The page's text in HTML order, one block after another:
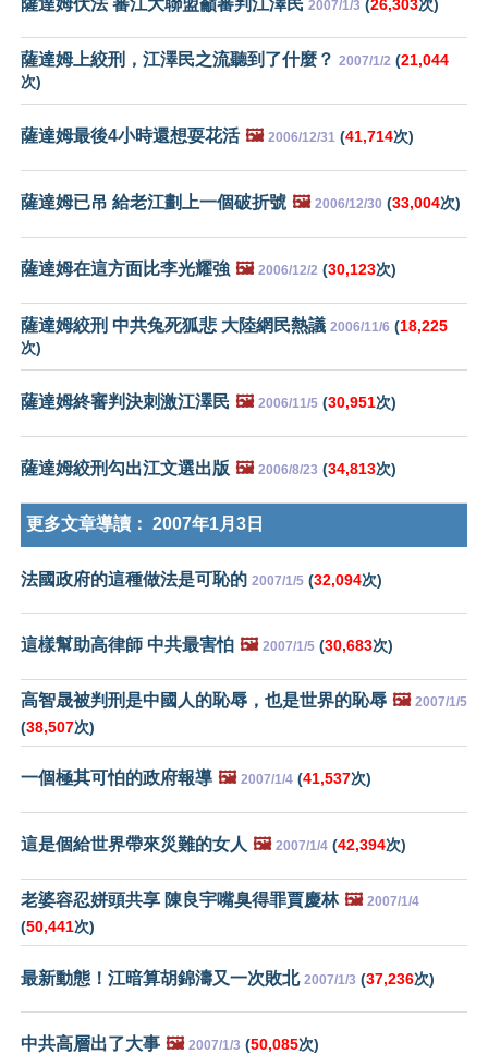
2007/1/3 (26,303次)
薩達姆上絞刑，江澤民之流聽到了什麼？ 2007/1/2 (21,044
次)
薩達姆最後4小時還想耍花活 🖼️ 2006/12/31 (41,714次)
薩達姆已吊 給老江劃上一個破折號 🖼️ 2006/12/30 (33,004次)
薩達姆在這方面比李光耀強 🖼️ 2006/12/2 (30,123次)
薩達姆絞刑 中共兔死狐悲 大陸網民熱議 2006/11/6 (18,225
次)
薩達姆終審判決刺激江澤民 🖼️ 2006/11/5 (30,951次)
薩達姆絞刑勾出江文選出版 🖼️ 2006/8/23 (34,813次)
更多文章導讀： 2007年1月3日
法國政府的這種做法是可恥的 2007/1/5 (32,094次)
這樣幫助高律師 中共最害怕 🖼️ 2007/1/5 (30,683次)
高智晟被判刑是中國人的恥辱，也是世界的恥辱 🖼️ 2007/1/5
(38,507次)
一個極其可怕的政府報導 🖼️ 2007/1/4 (41,537次)
這是個給世界帶來災難的女人 🖼️ 2007/1/4 (42,394次)
老婆容忍姘頭共享 陳良宇嘴臭得罪賈慶林 🖼️ 2007/1/4
(50,441次)
最新動態！江暗算胡錦濤又一次敗北 2007/1/3 (37,236次)
中共高層出了大事 🖼️ 2007/1/3 (50,085次)